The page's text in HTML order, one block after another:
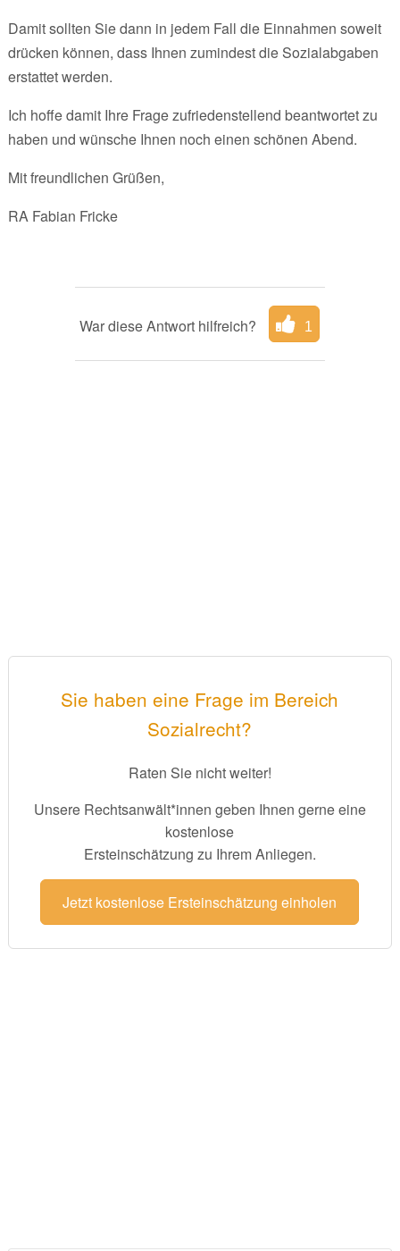
Damit sollten Sie dann in jedem Fall die Einnahmen soweit
drücken können, dass Ihnen zumindest die Sozialabgaben
erstattet werden.
Ich hoffe damit Ihre Frage zufriedenstellend beantwortet zu
haben und wünsche Ihnen noch einen schönen Abend.
Mit freundlichen Grüßen,
RA Fabian Fricke
War diese Antwort hilfreich? 1
Sie haben eine Frage im Bereich
Sozialrecht?
Raten Sie nicht weiter!
Unsere Rechtsanwält*innen geben Ihnen gerne eine
kostenlose
Ersteinschätzung zu Ihrem Anliegen.
Jetzt kostenlose Ersteinschätzung einholen